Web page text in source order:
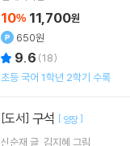
10% 11,700원
650원
9.6 (18)
초등 국어 1학년 2학기 수록
[도서] 구석 [ 양장]
신순재 글 김지혜 그림